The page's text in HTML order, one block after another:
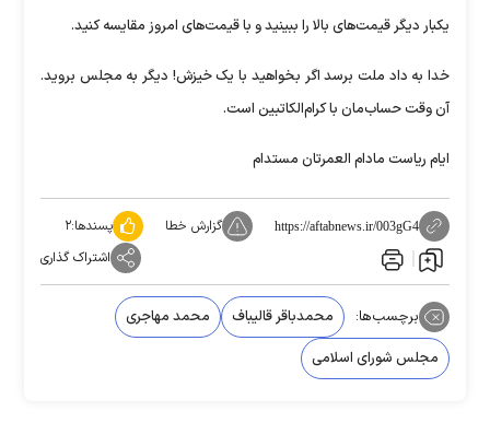
یکبار دیگر قیمت‌های بالا را ببینید و با قیمت‌های امروز مقایسه کنید.
خدا به داد ملت برسد اگر بخواهید با یک خیزش! دیگر به مجلس بروید.
آن وقت حساب‌مان با کرام‌الکاتبین است.
ایام ریاست مادام العمرتان مستدام
https://aftabnews.ir/003gG4 گزارش خطا پسندها:۲
اشتراک گذاری
برچسب‌ها: محمدباقر قالیباف
محمد مهاجری
مجلس شورای اسلامی